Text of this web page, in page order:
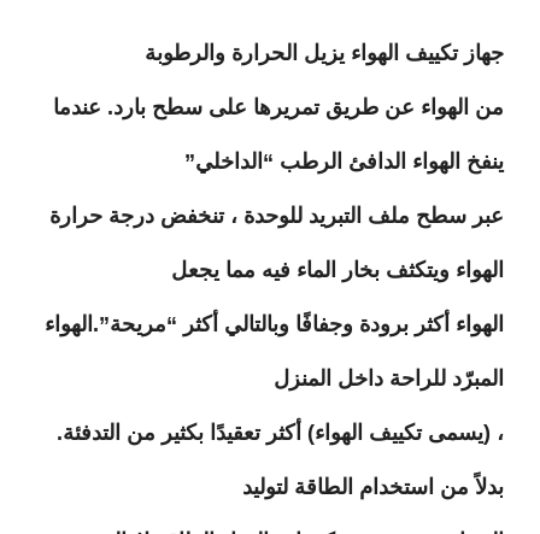
جهاز تكييف الهواء يزيل الحرارة والرطوبة
من الهواء عن طريق تمريرها على سطح بارد. عندما
ينفخ الهواء الدافئ الرطب “الداخلي”
عبر سطح ملف التبريد للوحدة ، تنخفض درجة حرارة
الهواء ويتكثف بخار الماء فيه مما يجعل
الهواء أكثر برودة وجفافًا وبالتالي أكثر “مريحة”.الهواء
المبرّد للراحة داخل المنزل
، (يسمى تكييف الهواء) أكثر تعقيدًا بكثير من التدفئة.
بدلاً من استخدام الطاقة لتوليد